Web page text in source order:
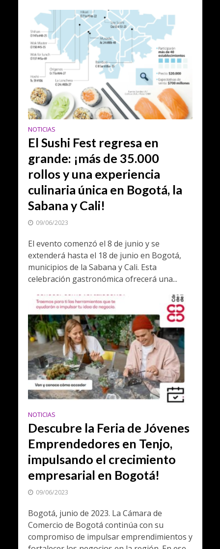
NOTICIAS
El Sushi Fest regresa en
grande: ¡más de 35.000
rollos y una experiencia
culinaria única en Bogotá, la
Sabana y Cali!
09/06/2023
El evento comenzó el 8 de junio y se
extenderá hasta el 18 de junio en Bogotá,
municipios de la Sabana y Cali. Esta
celebración gastronómica ofrecerá una...
NOTICIAS
Descubre la Feria de Jóvenes
Emprendedores en Tenjo,
impulsando el crecimiento
empresarial en Bogotá!
09/06/2023
Bogotá, junio de 2023. La Cámara de
Comercio de Bogotá continúa con su
compromiso de impulsar emprendimientos y